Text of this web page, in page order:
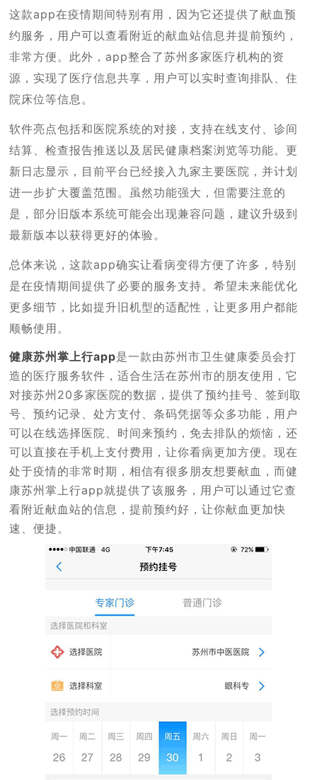
这款app在疫情期间特别有用，因为它还提供了献血预
约服务，用户可以查看附近的献血站信息并提前预约，
非常方便。此外，app整合了苏州多家医疗机构的资
源，实现了医疗信息共享，用户可以实时查询排队、住
院床位等信息。
软件亮点包括和医院系统的对接，支持在线支付、诊间
结算、检查报告推送以及居民健康档案浏览等功能。更
新日志显示，目前平台已经接入九家主要医院，并计划
进一步扩大覆盖范围。虽然功能强大，但需要注意的
是，部分旧版本系统可能会出现兼容问题，建议升级到
最新版本以获得更好的体验。
总体来说，这款app确实让看病变得方便了许多，特别
是在疫情期间提供了必要的服务支持。希望未来能优化
更多细节，比如提升旧机型的适配性，让更多用户都能
顺畅使用。
健康苏州掌上行app是一款由苏州市卫生健康委员会打
造的医疗服务软件，适合生活在苏州市的朋友使用，它
对接苏州20多家医院的数据，提供了预约挂号、签到取
号、预约记录、处方支付、条码凭据等众多功能，用户
可以在线选择医院、时间来预约，免去排队的烦恼，还
可以直接在手机上支付费用，让你看病更加方便。现在
处于疫情的非常时期，相信有很多朋友想要献血，而健
康苏州掌上行app就提供了该服务，用户可以通过它查
看附近献血站的信息，提前预约好，让你献血更加快
速、便捷。